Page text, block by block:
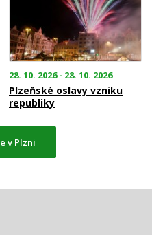
28. 10. 2026 - 28. 10. 2026
Plzeňské oslavy vzniku
republiky
v Plzni